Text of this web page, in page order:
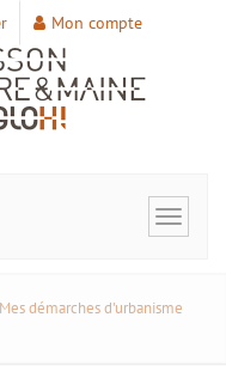
Mon compte
Toggle
Mes démarches d'urbanisme